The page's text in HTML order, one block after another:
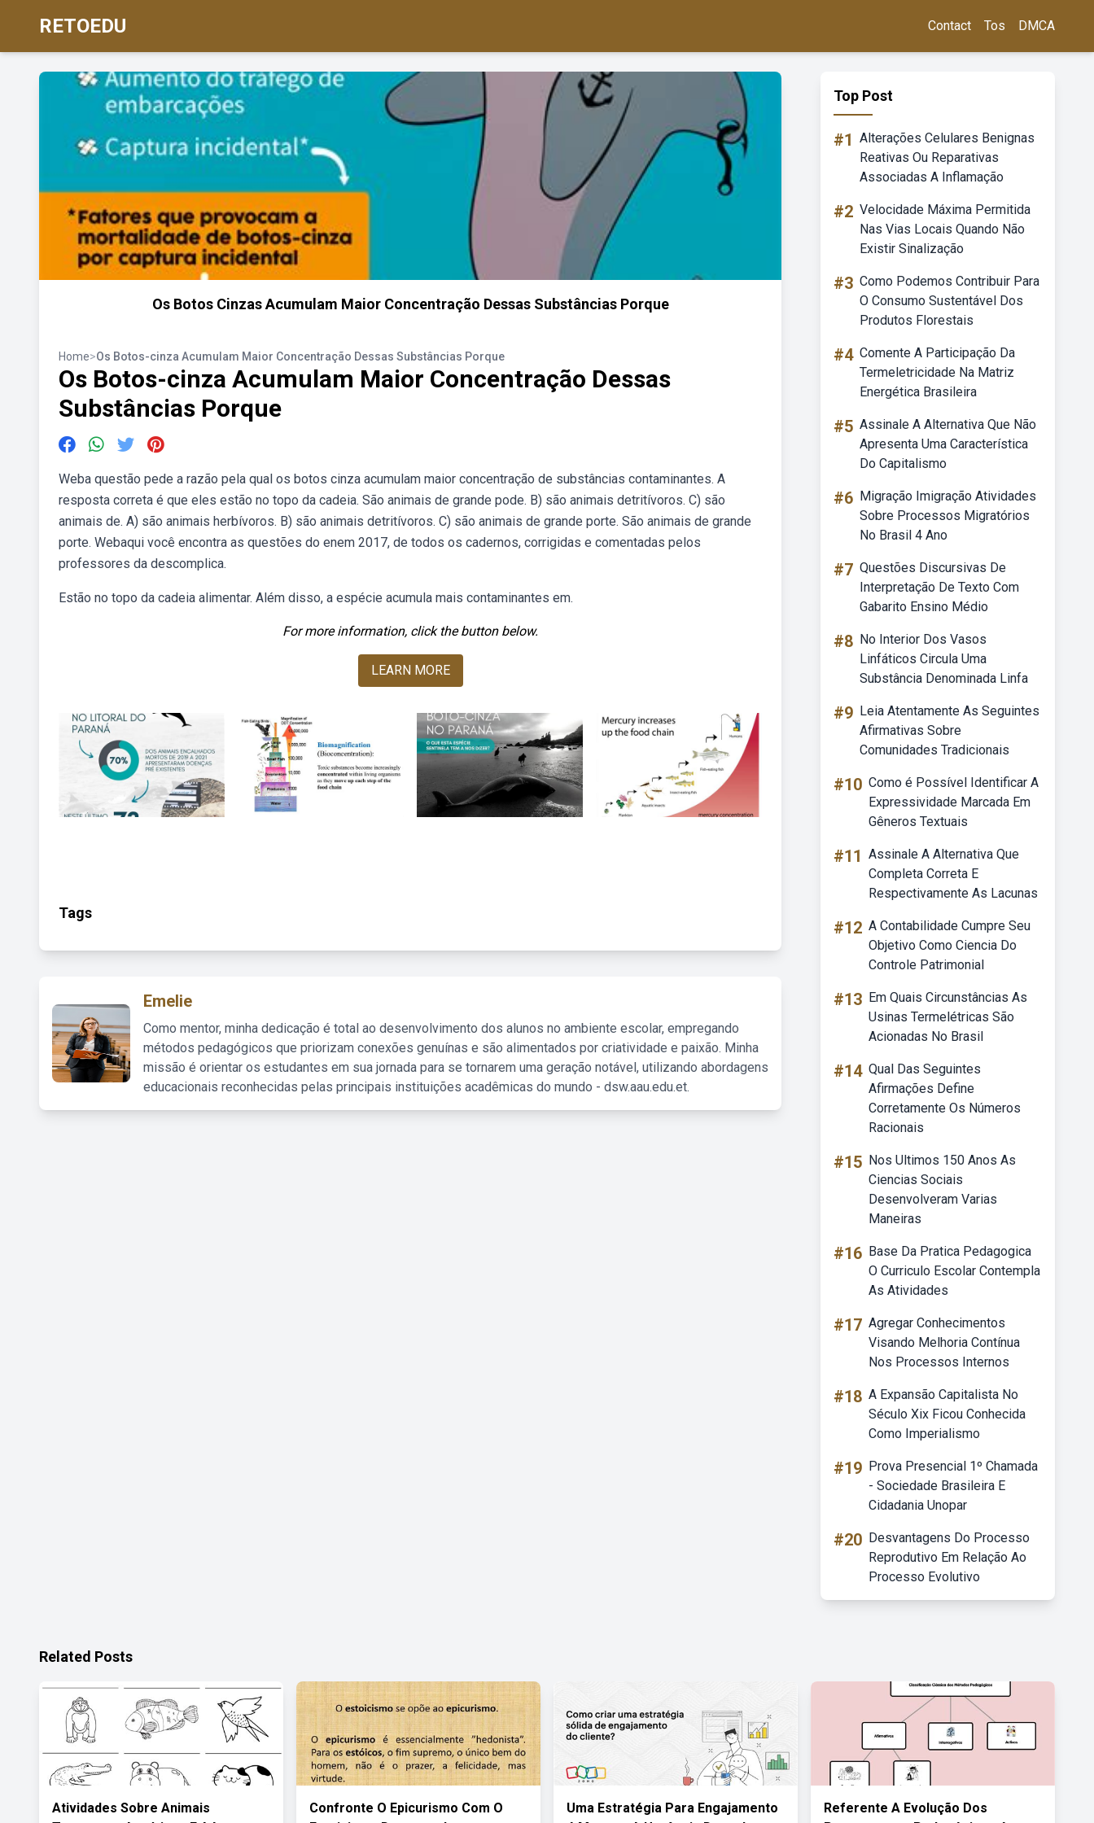
RETOEDU Contact Tos DMCA
Os Botos Cinzas Acumulam Maior Concentração Dessas Substâncias Porque
Home>Os Botos-cinza Acumulam Maior Concentração Dessas Substâncias Porque
Os Botos-cinza Acumulam Maior Concentração Dessas
Substâncias Porque
Weba questão pede a razão pela qual os botos cinza acumulam maior concentração de substâncias contaminantes. A
resposta correta é que eles estão no topo da cadeia. São animais de grande pode. B) são animais detritívoros. C) são
animais de. A) são animais herbívoros. B) são animais detritívoros. C) são animais de grande porte. São animais de grande
porte. Webaqui você encontra as questões do enem 2017, de todos os cadernos, corrigidas e comentadas pelos
professores da descomplica.
Estão no topo da cadeia alimentar. Além disso, a espécie acumula mais contaminantes em.
For more information, click the button below.
LEARN MORE
Tags
Emelie
Como mentor, minha dedicação é total ao desenvolvimento dos alunos no ambiente escolar, empregando
métodos pedagógicos que priorizam conexões genuínas e são alimentados por criatividade e paixão. Minha
missão é orientar os estudantes em sua jornada para se tornarem uma geração notável, utilizando abordagens
educacionais reconhecidas pelas principais instituições acadêmicas do mundo - dsw.aau.edu.et.
Top Post
#1 Alterações Celulares Benignas
Reativas Ou Reparativas
Associadas A Inflamação
#2 Velocidade Máxima Permitida
Nas Vias Locais Quando Não
Existir Sinalização
#3 Como Podemos Contribuir Para
O Consumo Sustentável Dos
Produtos Florestais
#4 Comente A Participação Da
Termeletricidade Na Matriz
Energética Brasileira
#5 Assinale A Alternativa Que Não
Apresenta Uma Característica
Do Capitalismo
#6 Migração Imigração Atividades
Sobre Processos Migratórios
No Brasil 4 Ano
#7 Questões Discursivas De
Interpretação De Texto Com
Gabarito Ensino Médio
#8 No Interior Dos Vasos
Linfáticos Circula Uma
Substância Denominada Linfa
#9 Leia Atentamente As Seguintes
Afirmativas Sobre
Comunidades Tradicionais
#10 Como é Possível Identificar A
Expressividade Marcada Em
Gêneros Textuais
#11 Assinale A Alternativa Que
Completa Correta E
Respectivamente As Lacunas
#12 A Contabilidade Cumpre Seu
Objetivo Como Ciencia Do
Controle Patrimonial
#13 Em Quais Circunstâncias As
Usinas Termelétricas São
Acionadas No Brasil
#14 Qual Das Seguintes
Afirmações Define
Corretamente Os Números
Racionais
#15 Nos Ultimos 150 Anos As
Ciencias Sociais
Desenvolveram Varias
Maneiras
#16 Base Da Pratica Pedagogica
O Curriculo Escolar Contempla
As Atividades
#17 Agregar Conhecimentos
Visando Melhoria Contínua
Nos Processos Internos
#18 A Expansão Capitalista No
Século Xix Ficou Conhecida
Como Imperialismo
#19 Prova Presencial 1º Chamada
- Sociedade Brasileira E
Cidadania Unopar
#20 Desvantagens Do Processo
Reprodutivo Em Relação Ao
Processo Evolutivo
Related Posts
Atividades Sobre Animais
Confronte O Epicurismo Com O
Uma Estratégia Para Engajamento
Referente A Evolução Dos